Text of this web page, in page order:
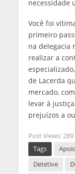
necessidade
Você foi
primeiro
na delegacia
realizar a
de Lacerda
mercado,
levar à
prejuízos a
Post Views: 289
Tags
Detetive